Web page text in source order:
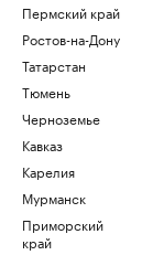
Пермский край
Ростов-на-Дону
Татарстан
Тюмень
Черноземье
Кавказ
Карелия
Мурманск
Приморский
край